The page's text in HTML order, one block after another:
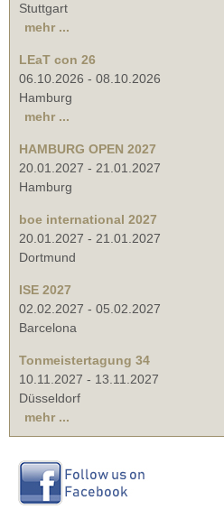
Stuttgart
mehr ...
LEaT con 26
06.10.2026 - 08.10.2026
Hamburg
mehr ...
HAMBURG OPEN 2027
20.01.2027 - 21.01.2027
Hamburg
boe international 2027
20.01.2027 - 21.01.2027
Dortmund
ISE 2027
02.02.2027 - 05.02.2027
Barcelona
Tonmeistertagung 34
10.11.2027 - 13.11.2027
Düsseldorf
mehr ...